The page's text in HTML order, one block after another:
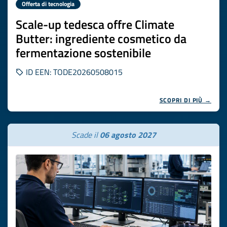
Offerta di tecnologia
Scale-up tedesca offre Climate
Butter: ingrediente cosmetico da
fermentazione sostenibile
ID EEN: TODE20260508015
SCOPRI DI PIÙ →
Scade il06 agosto 2027